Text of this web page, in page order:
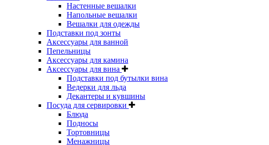
Настенные вешалки
Напольные вешалки
Вешалки для одежды
Подставки под зонты
Аксессуары для ванной
Пепельницы
Аксессуары для камина
Аксессуары для вина
Подставки под бутылки вина
Ведерки для льда
Декантеры и кувшины
Посуда для сервировки
Блюда
Подносы
Тортовницы
Менажницы